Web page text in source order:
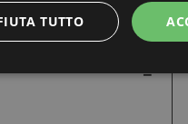
TUTTO